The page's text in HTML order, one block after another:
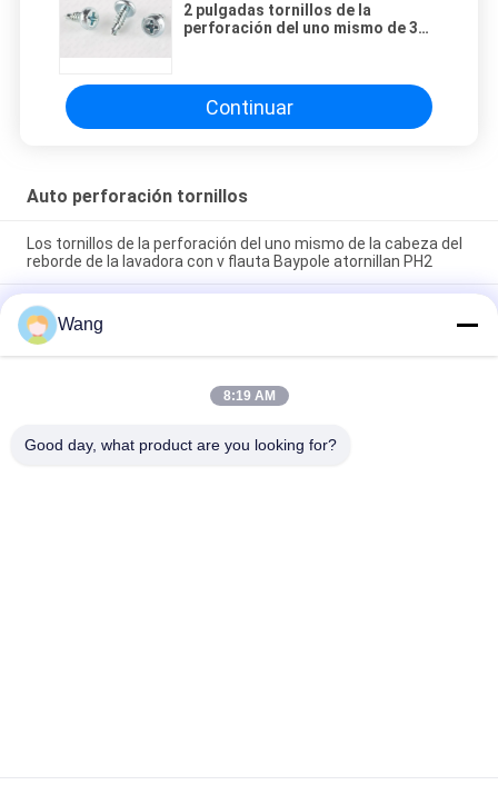
2 pulgadas tornillos de la
perforación del uno mismo de 3
Teks
Continuar
Auto perforación tornillos
Los tornillos de la perforación del uno mismo de la cabeza del
reborde de la lavadora con v flauta Baypole atornillan PH2
Galvanizado 2 pulgadas la perforación del uno mismo de 3
pulgadas atornilla paso principal redondo de la hendidura
Phillips bajo cabeza
Tornillos principales de la mampostería seca de la perforación
del uno mismo del bugle para el cinc grueso del amarillo del
Wang
8:19 AM
Good day, what product are you looking for?